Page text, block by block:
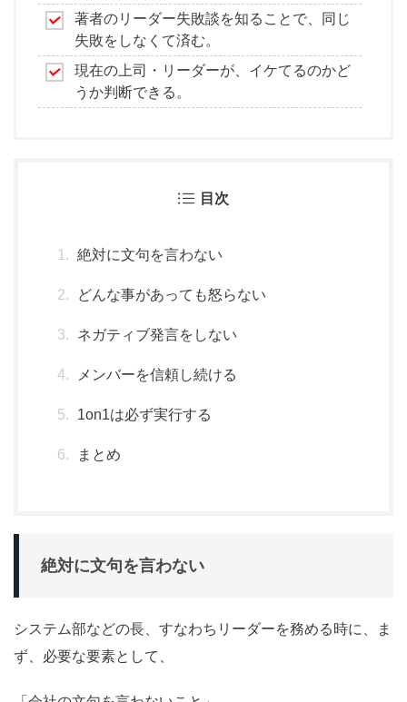
著者のリーダー失敗談を知ることで、同じ
失敗をしなくて済む。
現在の上司・リーダーが、イケてるのかど
うか判断できる。
目次
絶対に文句を言わない
どんな事があっても怒らない
ネガティブ発言をしない
メンバーを信頼し続ける
1on1は必ず実行する
まとめ
絶対に文句を言わない
システム部などの長、すなわちリーダーを務める時に、ま
ず、必要な要素として、